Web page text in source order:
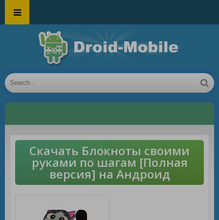
Скачать Блокноты своими
руками по шагам [Полная
версия] на Андроид